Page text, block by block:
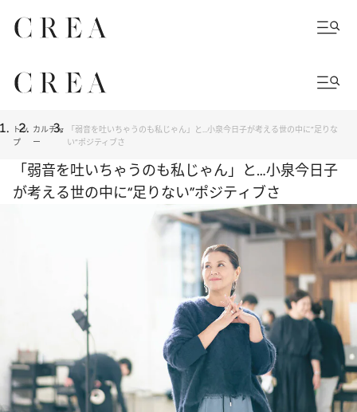
トッ
プ
カルチャ
ー
「弱音を吐いちゃうのも私じゃん」と…小泉今日子が考える世の中に“足りな
い”ポジティブさ
「弱音を吐いちゃうのも私じゃん」と…小泉今日子
が考える世の中に“足りない”ポジティブさ